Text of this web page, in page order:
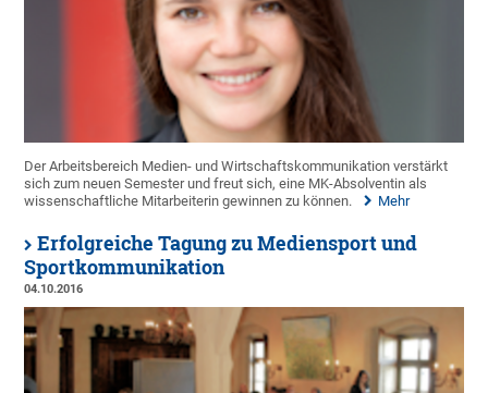
Der Arbeitsbereich Medien- und Wirtschaftskommunikation verstärkt
sich zum neuen Semester und freut sich, eine MK-Absolventin als
wissenschaftliche Mitarbeiterin gewinnen zu können.
Mehr
Erfolgreiche Tagung zu Mediensport und
Sportkommunikation
04.10.2016